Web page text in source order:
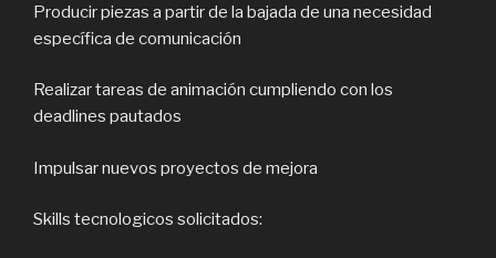
Producir piezas a partir de la bajada de una necesidad
específica de comunicación
Realizar tareas de animación cumpliendo con los
deadlines pautados
Impulsar nuevos proyectos de mejora
Skills tecnologicos solicitados: